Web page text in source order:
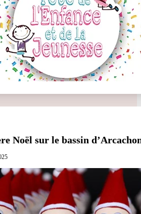
Noël sur le bassin